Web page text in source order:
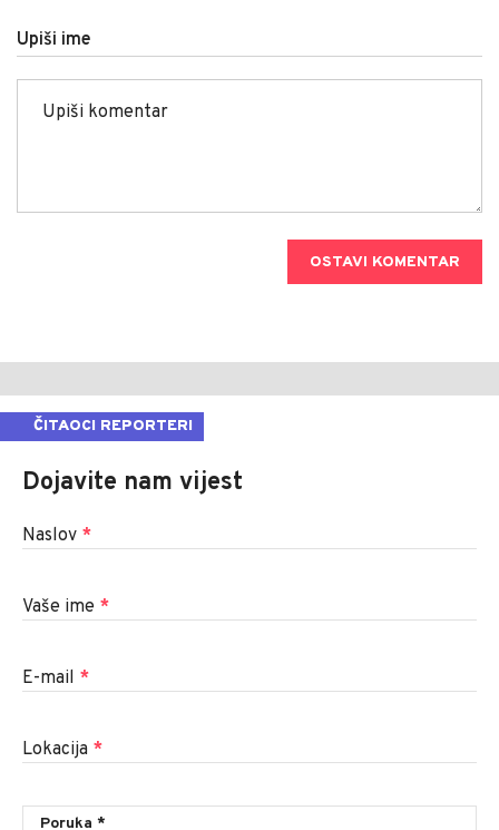
Upiši ime
OSTAVI KOMENTAR
ČITAOCI REPORTERI
Dojavite nam vijest
Naslov *
Vaše ime *
E-mail *
Lokacija *